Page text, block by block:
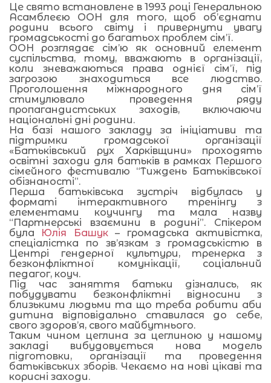
Це свято встановлене в 1993 році Генеральною
Асамблеєю ООН для того, щоб об’єднати
родини всього світу і привернути увагу
громадськості до багатьох проблем сім’ї.
ООН розглядає сім’ю як основний елемент
суспільства, тому, вважають в організації,
коли зневажаються права однієї сім’ї, під
загрозою знаходиться все людство.
Проголошення міжнародного дня сім’ї
стимулювало проведення ряду
пропагандистських заходів, включаючи
національні дні родини.
На базі нашого закладу за ініціативи та
підтримки громадської організації
«Батьківський рух Харківщини» проходять
освітні заходи для батьків в рамках Першого
сімейного фестивалю “Тиждень Батьківської
обізнаності”.
Перша батьківська зустріч відбулась у
форматі інтерактивного тренінгу з
елементами коучингу та мала назву
“Партнерські взаємини в родині”. Спікером
була Юлія Башук– громадська активістка,
спеціалістка по зв’язкам з громадськістю в
Центрі гендерної культури, тренерка з
безконфліктної комунікації, соціальний
педагог, коуч.
Під час заняття батьки дізнались, як
побудувати безконфліктні відносини з
близькими людьми та що треба робити аби
дитина відповідально ставилася до себе,
свого здоров’я, свого майбутнього.
Таким чином цеглина за цеглиною у нашому
закладі вибудовується нова модель
підготовки, організації та проведення
батьківських зборів. Чекаємо на нові цікаві та
корисні заходи.